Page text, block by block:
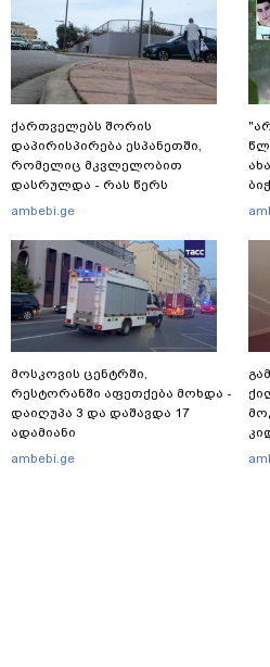
ქართველებს შორის
დაპირისპირება ესპანეთში,
რომელიც მკვლელობით
დასრულდა - რას წერს
საერთაშორისო მედია: "მანქანა
და რაინდის"
ambebi.ge
მოსკოვის ცენტრში,
რესტორანში აფეთქება მოხდა -
დაიღუპა 3 და დაშავდა 17
ადამიანი
ambebi.ge